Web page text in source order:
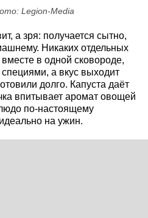
Legion-Media
а зря: получается сытно,
Никаких отдельных
в одной сковороде,
а вкус выходит
долго. Капуста даёт
впитывает аромат овощей
по-настоящему
на ужин.